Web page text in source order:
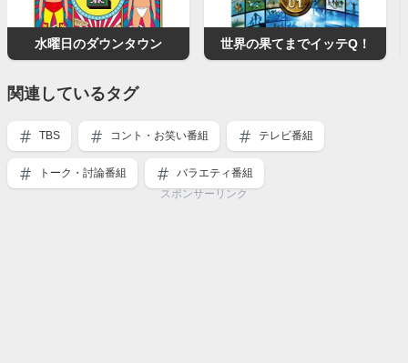
水曜日のダウンタウン 世界の果てまでイッテQ！
関連しているタグ
TBS コント・お笑い番組 テレビ番組
トーク・討論番組
バラエティ番組
スポンサーリンク